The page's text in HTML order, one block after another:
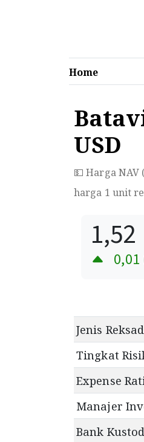
Home
USD
💵 Harga NAV
harga 1 unit
1,52
0,01
Jenis
Tingkat
Expense
Manajer
Bank